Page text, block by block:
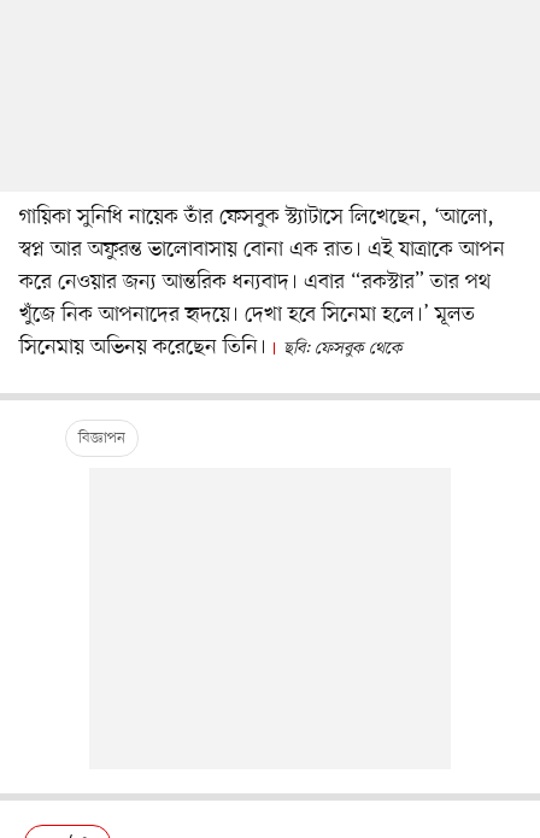
গায়িকা সুনিধি নায়েক তাঁর ফেসবুক স্ট্যাটাসে লিখেছেন, ‘আলো,
স্বপ্ন আর অফুরন্ত ভালোবাসায় বোনা এক রাত। এই যাত্রাকে আপন
করে নেওয়ার জন্য আন্তরিক ধন্যবাদ। এবার “রকস্টার” তার পথ
খুঁজে নিক আপনাদের হৃদয়ে। দেখা হবে সিনেমা হলে।’ মূলত
সিনেমায় অভিনয় করেছেন তিনি।
ছবি: ফেসবুক থেকে